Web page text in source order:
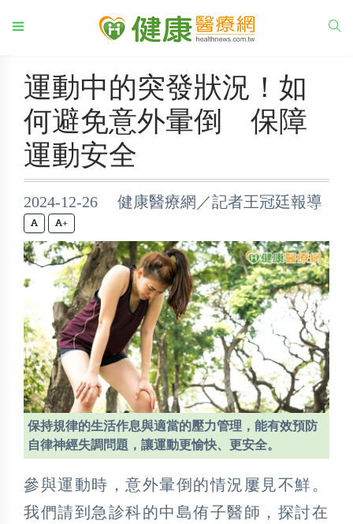
運動中的突發狀況！如
何避免意外暈倒 保障
運動安全
2024-12-26 健康醫療網／記者王冠廷報導
+
保持規律的生活作息與適當的壓力管理，能有效預防
自律神經失調問題，讓運動更愉快、更安全。
參與運動時，意外暈倒的情況屢見不鮮。
我們請到急診科的中島侑子醫師，探討在